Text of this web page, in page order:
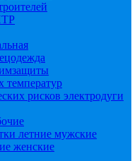
температур
рисков электродуги
летние мужские
женские